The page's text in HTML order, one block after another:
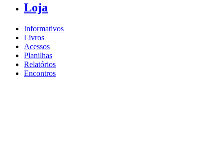
Loja
Informativos
Livros
Acessos
Planilhas
Relatórios
Encontros